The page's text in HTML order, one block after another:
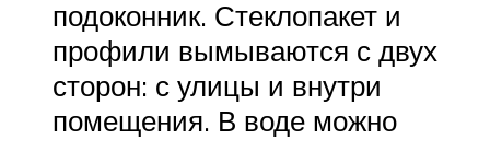
подоконник. Стеклопакет и
профили вымываются с двух
сторон: с улицы и внутри
помещения. В воде можно